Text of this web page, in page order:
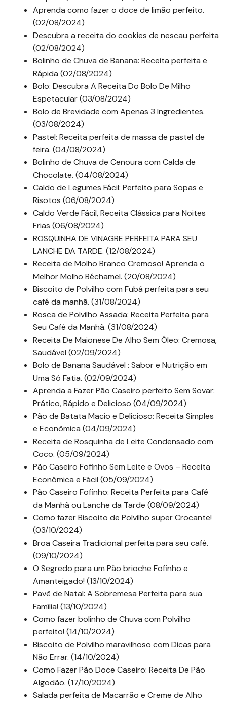
Aprenda como fazer o doce de limão perfeito.
(02/08/2024)
Descubra a receita do cookies de nescau perfeita
(02/08/2024)
Bolinho de Chuva de Banana: Receita perfeita e
Rápida (02/08/2024)
Bolo: Descubra A Receita Do Bolo De Milho
Espetacular (03/08/2024)
Bolo de Brevidade com Apenas 3 Ingredientes.
(03/08/2024)
Pastel: Receita perfeita de massa de pastel de
feira. (04/08/2024)
Bolinho de Chuva de Cenoura com Calda de
Chocolate. (04/08/2024)
Caldo de Legumes Fácil: Perfeito para Sopas e
Risotos (06/08/2024)
Caldo Verde Fácil, Receita Clássica para Noites
Frias (06/08/2024)
ROSQUINHA DE VINAGRE PERFEITA PARA SEU
LANCHE DA TARDE. (12/08/2024)
Receita de Molho Branco Cremoso! Aprenda o
Melhor Molho Béchamel. (20/08/2024)
Biscoito de Polvilho com Fubá perfeita para seu
café da manhã. (31/08/2024)
Rosca de Polvilho Assada: Receita Perfeita para
Seu Café da Manhã. (31/08/2024)
Receita De Maionese De Alho Sem Óleo: Cremosa,
Saudável (02/09/2024)
Bolo de Banana Saudável : Sabor e Nutrição em
Uma Só Fatia. (02/09/2024)
Aprenda a Fazer Pão Caseiro perfeito Sem Sovar:
Prático, Rápido e Delicioso (04/09/2024)
Pão de Batata Macio e Delicioso: Receita Simples
e Econômica (04/09/2024)
Receita de Rosquinha de Leite Condensado com
Coco. (05/09/2024)
Pão Caseiro Fofinho Sem Leite e Ovos – Receita
Econômica e Fácil (05/09/2024)
Pão Caseiro Fofinho: Receita Perfeita para Café
da Manhã ou Lanche da Tarde (08/09/2024)
Como fazer Biscoito de Polvilho super Crocante!
(03/10/2024)
Broa Caseira Tradicional perfeita para seu café.
(09/10/2024)
O Segredo para um Pão brioche Fofinho e
Amanteigado! (13/10/2024)
Pavê de Natal: A Sobremesa Perfeita para sua
Família! (13/10/2024)
Como fazer bolinho de Chuva com Polvilho
perfeito! (14/10/2024)
Biscoito de Polvilho maravilhoso com Dicas para
Não Errar. (14/10/2024)
Como Fazer Pão Doce Caseiro: Receita De Pão
Algodão. (17/10/2024)
Salada perfeita de Macarrão e Creme de Alho